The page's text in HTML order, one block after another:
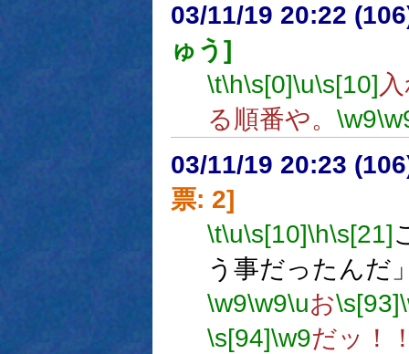
03/11/19 20:22
ゅう]
\t\h\s[0]\u\s[10]
る順番や。 \w9
03/11/19 20:23
票: 2]
\t\u\s[10]\h\s[21]
う事だったんだ
\w9\w9\uお\s[93]
\s[94]\w9だッ！